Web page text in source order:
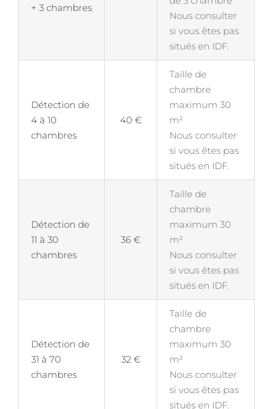
+ 3 chambres
Nous consulter
si vous êtes pas
situés en IDF.
Détection de
4 à 10
chambres
40 €
Taille de
chambre
maximum 30
m²
Nous consulter
si vous êtes pas
situés en IDF.
Détection de
11 à 30
chambres
36 €
Taille de
chambre
maximum 30
m²
Nous consulter
si vous êtes pas
situés en IDF.
Détection de
31 à 70
chambres
32 €
Taille de
chambre
maximum 30
m²
Nous consulter
si vous êtes pas
situés en IDF.